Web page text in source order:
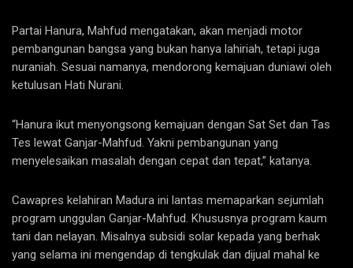
Partai Hanura, Mahfud mengatakan, akan menjadi motor
pembangunan bangsa yang bukan hanya lahiriah, tetapi juga
nuraniah. Sesuai namanya, mendorong kemajuan duniawi oleh
ketulusan Hati Nurani.
“Hanura ikut menyongsong kemajuan dengan Sat Set dan Tas
Tes lewat Ganjar-Mahfud. Yakni pembangunan yang
menyelesaikan masalah dengan cepat dan tepat,” katanya.
Cawapres kelahiran Madura ini lantas memaparkan sejumlah
program unggulan Ganjar-Mahfud. Khususnya program kaum
tani dan nelayan. Misalnya subsidi solar kepada yang berhak
yang selama ini mengendap di tengkulak dan dijual mahal ke